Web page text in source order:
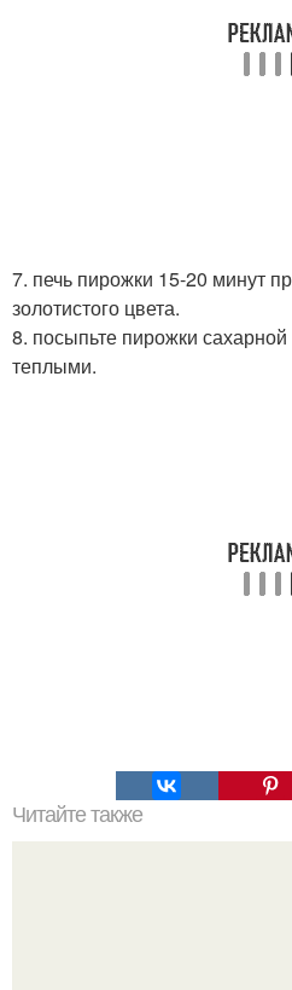
7. печь пирожки 15-20 минут
золотистого цвета.
8. посыпьте пирожки
теплыми.
Читайте также